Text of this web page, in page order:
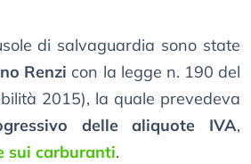
di salvaguardia sono state
Renzi con la legge n. 190 del
2015), la quale prevedeva
delle aliquote IVA,
sui carburanti.